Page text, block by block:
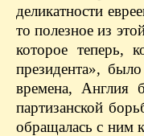
деликатности
то полезное из
которое теперь,
президента»,
времена, Англия
партизанской
обращалась с ним